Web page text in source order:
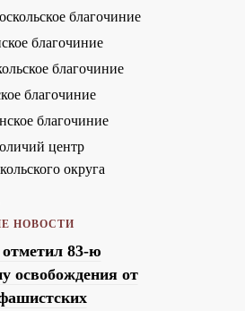
благочиние
благочиние
благочиние
благочиние
благочиние
центр
округа
НОВОСТИ
отметил 83-ю
освобождения от